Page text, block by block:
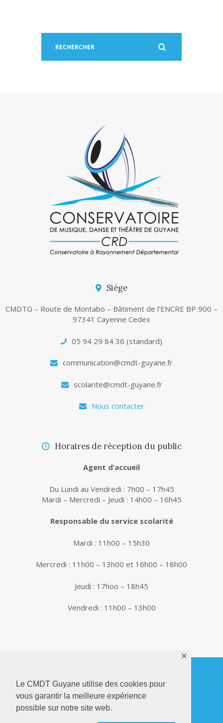
Le CMDT Guyane utilise des cookies pour
vous garantir la meilleure expérience
possible sur notre site web.
✕
Siège
CMDTG – Route de Montabo – Bâtiment de l’ENCRE BP 900 –
97341 Cayenne Cedex
05 94 29 84 36 (standard)
communication@cmdt-guyane.fr
scolarite@cmdt-guyane.fr
Nous contacter
Horaires de réception du public
Agent d’accueil
Du Lundi au Vendredi : 7h00 – 17h45
Mardi – Mercredi – Jeudi : 14h00 – 16h45
Responsable du service scolarité
Mardi : 11h00 – 15h30
Mercredi : 11h00 – 13h00 et 16h00 – 18h00
Jeudi : 17hoo – 18h45
Vendredi : 11h00 – 13h00
© 2026. Conservatoire de Musique, Danse et
Théâtre de Guyane . Tous droits réservés - Site